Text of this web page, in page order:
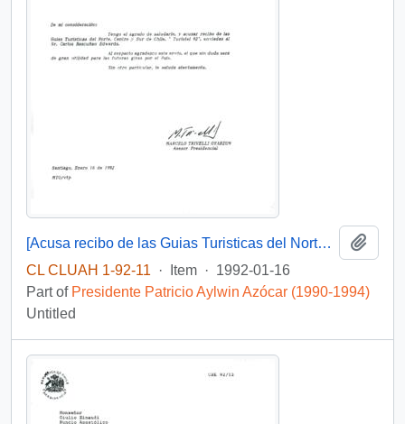
[Acusa recibo de las Guias Turisticas del Norte, Centro y Sur de Chile, " Turistel 92"]
CL CLUAH 1-92-11
· Item · 1992-01-16
Part of Presidente Patricio Aylwin Azócar (1990-1994)
Untitled